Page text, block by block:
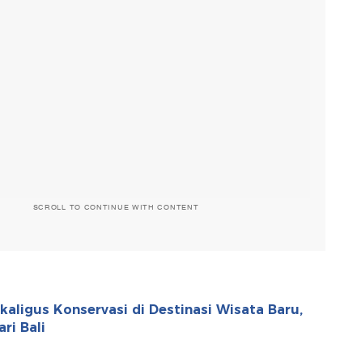
SCROLL TO CONTINUE WITH CONTENT
Konservasi di Destinasi Wisata Baru,
Bali